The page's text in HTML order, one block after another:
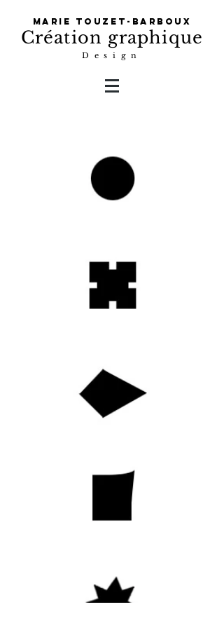
Marie Touzet-Barboux
Création graphique
Design